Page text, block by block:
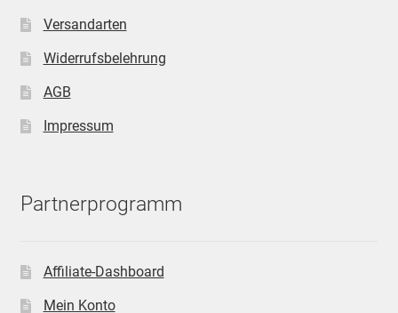
Versandarten
Widerrufsbelehrung
AGB
Impressum
Partnerprogramm
Affiliate-Dashboard
Mein Konto